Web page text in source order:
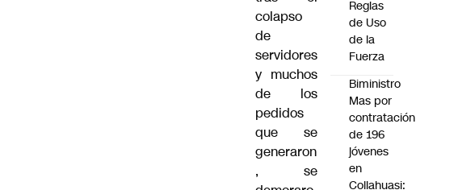
colapso
de
servidores
y muchos
de los
pedidos
que se
generaron
, se
Reglas
de Uso
de la
Fuerza
Biministro
Mas por
contratación
de 196
jóvenes
en
Collahuasi: